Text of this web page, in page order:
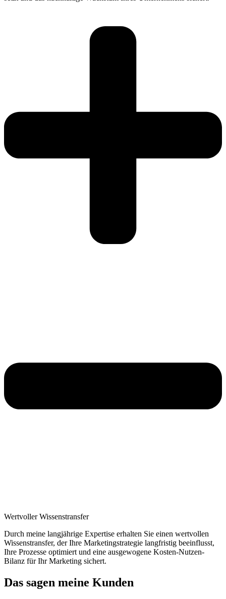
Wertvoller Wissenstransfer
Durch meine langjährige Expertise erhalten Sie einen wertvollen
Wissenstransfer, der Ihre Marketingstrategie langfristig beeinflusst,
Ihre Prozesse optimiert und eine ausgewogene Kosten-Nutzen-
Bilanz für Ihr Marketing sichert.
Das sagen meine Kunden